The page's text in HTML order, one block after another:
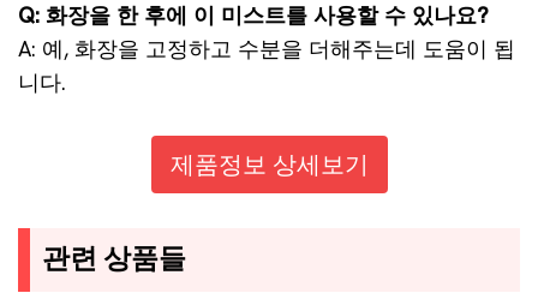
Q: 화장을 한 후에 이 미스트를 사용할 수 있나요?
A: 예, 화장을 고정하고 수분을 더해주는데 도움이 됩
니다.
제품정보 상세보기
관련 상품들